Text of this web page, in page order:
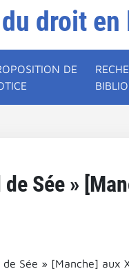
droit en
DE
Sée »
Sée » [Manche] aux